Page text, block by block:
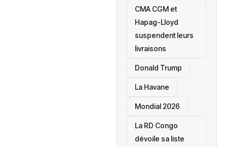
CMA CGM et
Hapag-Lloyd
suspendent leurs
livraisons
Donald Trump
La Havane
Mondial 2026
La RD Congo
dévoile sa liste